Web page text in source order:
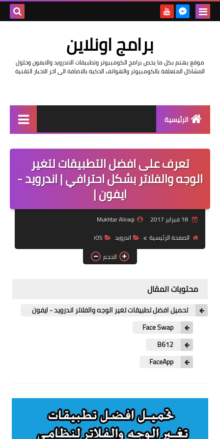
برامج اونلاين
موقع يهتم بكل ما يخص برامج الكومبيوتر وتطبيقات الاندرويد والايفون وحلول
المشاكل المتعلقة بالكومبيوتر والهواتف الذكية بالاضافة الى آخر الاخبار التقنية
الرئيسية
مراجعات
حماية
اندرويد
دروس
الربح من الانترنت
مقالات
العاب
تعرف على افضل التطبيقات لتغير
الوجه والفلاتر بشكل احترافي | اندرويد -
ايفون |
18 فبراير 2017
Mukhtar Aliraqi
الصفحة الرئيسية
اندرويد
iOS
الحجم
محتويات المقال
تحميل افضل تطبيقات تغير الوجه والفلاتر اندرويد - ايفون
Face Swap
B612
FaceApp